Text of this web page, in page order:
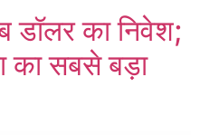
डॉलर का निवेश;
का सबसे बड़ा